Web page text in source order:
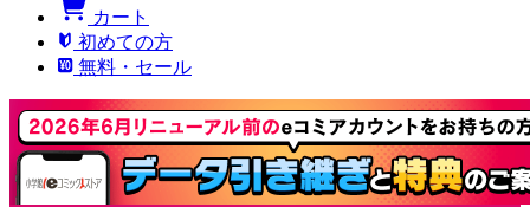
カート
初めての方
無料・セール